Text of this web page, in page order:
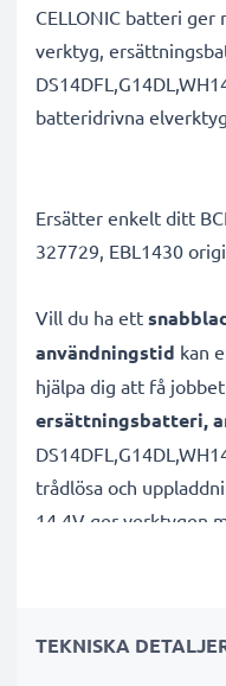
CELLONIC batteri
verktyg,
batteridrivna
Ersätter enkelt ditt
327729, EBL1430
Vill du ha ett
användningstid kan
hjälpa dig att få
ersättningsbatteri,
trådlösa och
14.4V ger verktygen
Batteriet är specifikt
TEKNISKA